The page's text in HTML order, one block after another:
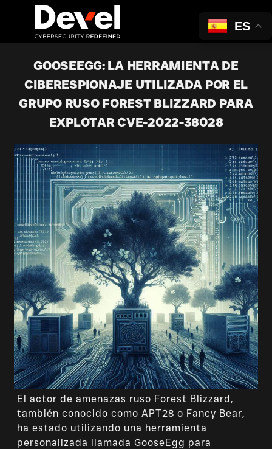
GOOSEEGG: LA HERRAMIENTA DE
CIBERESPIONAJE UTILIZADA POR EL
GRUPO RUSO FOREST BLIZZARD PARA
EXPLOTAR CVE-2022-38028
El actor de amenazas ruso Forest Blizzard,
también conocido como APT28 o Fancy Bear,
ha estado utilizando una herramienta
personalizada llamada GooseEgg para
ES